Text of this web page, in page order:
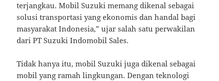
terjangkau. Mobil Suzuki memang dikenal sebagai
solusi transportasi yang ekonomis dan handal bagi
masyarakat Indonesia,” ujar salah satu perwakilan
dari PT Suzuki Indomobil Sales.
Tidak hanya itu, mobil Suzuki juga dikenal sebagai
mobil yang ramah lingkungan. Dengan teknologi